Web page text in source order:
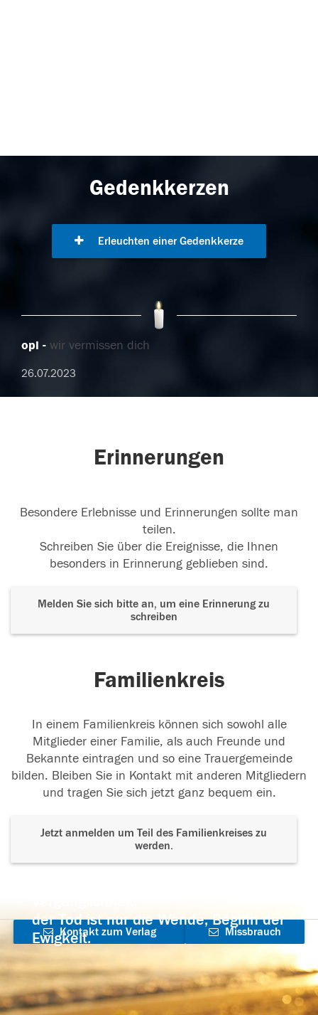
Gedenkkerzen
Erleuchten einer Gedenkkerze
opi wir vermissen dich
26.07.2023
Erinnerungen
Besondere Erlebnisse und Erinnerungen sollte man
teilen.
Schreiben Sie über die Ereignisse, die Ihnen
besonders in Erinnerung geblieben sind.
Melden Sie sich bitte an, um eine Erinnerung zu
schreiben
Familienkreis
In einem Familienkreis können sich sowohl alle
Mitglieder einer Familie, als auch Freunde und
Bekannte eintragen und so eine Trauergemeinde
bilden. Bleiben Sie in Kontakt mit anderen Mitgliedern
und tragen Sie sich jetzt ganz bequem ein.
Jetzt anmelden um Teil des Familienkreises zu
werden.
der Tod ist nur die Wende, Beginn der
Ewigkeit.
Kontakt zum Verlag
aufnehmen
Missbrauch